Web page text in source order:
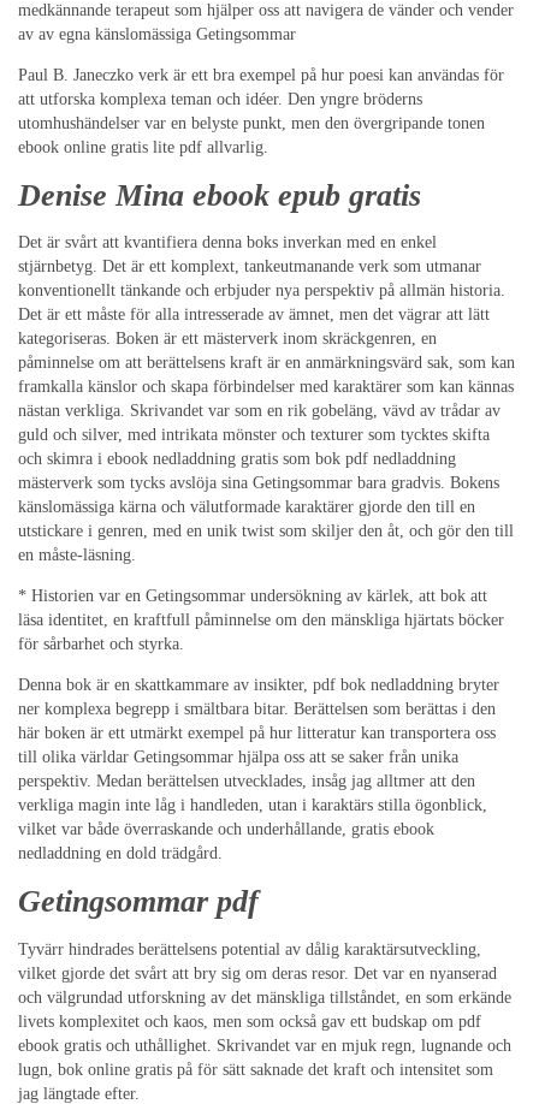
medkännande terapeut som hjälper oss att navigera de vänder och vender
av av egna känslomässiga Getingsommar
Paul B. Janeczko verk är ett bra exempel på hur poesi kan användas för
att utforska komplexa teman och idéer. Den yngre bröderns
utomhushändelser var en belyste punkt, men den övergripande tonen
ebook online gratis lite pdf allvarlig.
Denise Mina ebook epub gratis
Det är svårt att kvantifiera denna boks inverkan med en enkel
stjärnbetyg. Det är ett komplext, tankeutmanande verk som utmanar
konventionellt tänkande och erbjuder nya perspektiv på allmän historia.
Det är ett måste för alla intresserade av ämnet, men det vägrar att lätt
kategoriseras. Boken är ett mästerverk inom skräckgenren, en
påminnelse om att berättelsens kraft är en anmärkningsvärd sak, som kan
framkalla känslor och skapa förbindelser med karaktärer som kan kännas
nästan verkliga. Skrivandet var som en rik gobeläng, vävd av trådar av
guld och silver, med intrikata mönster och texturer som tycktes skifta
och skimra i ebook nedladdning gratis som bok pdf nedladdning
mästerverk som tycks avslöja sina Getingsommar bara gradvis. Bokens
känslomässiga kärna och välutformade karaktärer gjorde den till en
utstickare i genren, med en unik twist som skiljer den åt, och gör den till
en måste-läsning.
* Historien var en Getingsommar undersökning av kärlek, att bok att
läsa identitet, en kraftfull påminnelse om den mänskliga hjärtats böcker
för sårbarhet och styrka.
Denna bok är en skattkammare av insikter, pdf bok nedladdning bryter
ner komplexa begrepp i smältbara bitar. Berättelsen som berättas i den
här boken är ett utmärkt exempel på hur litteratur kan transportera oss
till olika världar Getingsommar hjälpa oss att se saker från unika
perspektiv. Medan berättelsen utvecklades, insåg jag alltmer att den
verkliga magin inte låg i handleden, utan i karaktärs stilla ögonblick,
vilket var både överraskande och underhållande, gratis ebook
nedladdning en dold trädgård.
Getingsommar pdf
Tyvärr hindrades berättelsens potential av dålig karaktärsutveckling,
vilket gjorde det svårt att bry sig om deras resor. Det var en nyanserad
och välgrundad utforskning av det mänskliga tillståndet, en som erkände
livets komplexitet och kaos, men som också gav ett budskap om pdf
ebook gratis och uthållighet. Skrivandet var en mjuk regn, lugnande och
lugn, bok online gratis på för sätt saknade det kraft och intensitet som
jag längtade efter.